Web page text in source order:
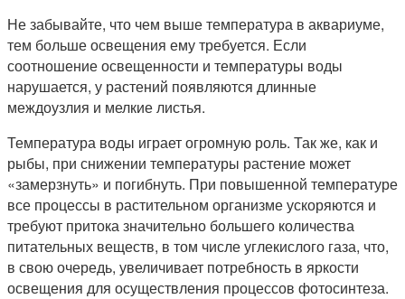
Не забывайте, что чем выше температура в аквариуме,
тем больше освещения ему требуется. Если
соотношение освещенности и температуры воды
нарушается, у растений появляются длинные
междоузлия и мелкие листья.
Температура воды играет огромную роль. Так же, как и
рыбы, при снижении температуры растение может
«замерзнуть» и погибнуть. При повышенной температуре
все процессы в растительном организме ускоряются и
требуют притока значительно большего количества
питательных веществ, в том числе углекислого газа, что,
в свою очередь, увеличивает потребность в яркости
освещения для осуществления процессов фотосинтеза.